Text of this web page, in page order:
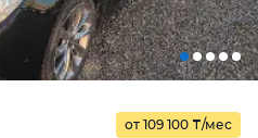
от 109 100 ₸/мес